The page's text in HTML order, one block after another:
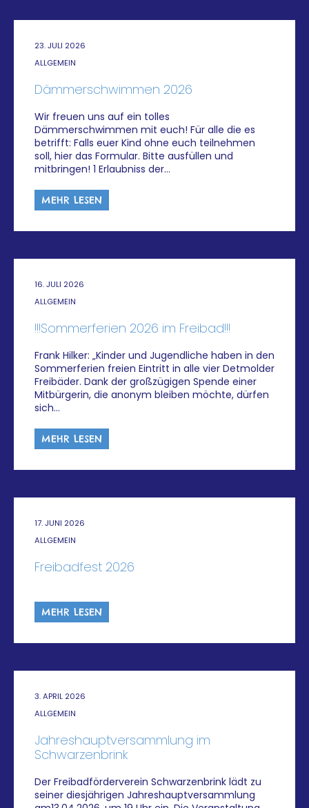
23. JULI 2026
ALLGEMEIN
Dämmerschwimmen 2026
Wir freuen uns auf ein tolles
Dämmerschwimmen mit euch! Für alle die es
betrifft: Falls euer Kind ohne euch teilnehmen
soll, hier das Formular. Bitte ausfüllen und
mitbringen! 1 Erlaubniss der…
MEHR LESEN
16. JULI 2026
ALLGEMEIN
!!!Sommerferien 2026 im Freibad!!!
Frank Hilker: „Kinder und Jugendliche haben in den
Sommerferien freien Eintritt in alle vier Detmolder
Freibäder. Dank der großzügigen Spende einer
Mitbürgerin, die anonym bleiben möchte, dürfen
sich…
MEHR LESEN
17. JUNI 2026
ALLGEMEIN
Freibadfest 2026
MEHR LESEN
3. APRIL 2026
ALLGEMEIN
Jahreshauptversammlung im
Schwarzenbrink
Der Freibadförderverein Schwarzenbrink lädt zu
seiner diesjährigen Jahreshauptversammlung